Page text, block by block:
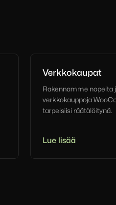
Verkkokaupat
Rakennamme nopeita
verkkokauppoja
tarpeisiisi räätälöitynä.
Lue lisää